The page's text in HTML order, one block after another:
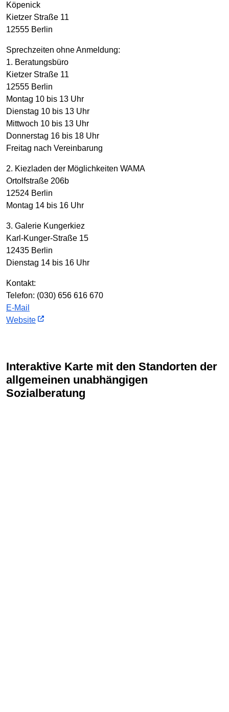
Köpenick
Kietzer Straße 11
12555 Berlin
Sprechzeiten ohne Anmeldung:
1. Beratungsbüro
Kietzer Straße 11
12555 Berlin
Montag 10 bis 13 Uhr
Dienstag 10 bis 13 Uhr
Mittwoch 10 bis 13 Uhr
Donnerstag 16 bis 18 Uhr
Freitag nach Vereinbarung
2. Kiezladen der Möglichkeiten WAMA
Ortolfstraße 206b
12524 Berlin
Montag 14 bis 16 Uhr
3. Galerie Kungerkiez
Karl-Kunger-Straße 15
12435 Berlin
Dienstag 14 bis 16 Uhr
Kontakt:
Telefon: (030) 656 616 670
E-Mail
Website
Interaktive Karte mit den Standorten der
allgemeinen unabhängigen
Sozialberatung